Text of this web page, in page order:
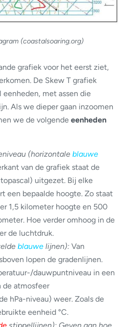
(coastalsoaring.org)
grafiek voor het eerst ziet,
De Skew T grafiek
met assen die
Als we dieper gaan inzoomen
we de volgende eenheden
(horizontale blauwe
van de grafiek staat de
uitgezet. Bij elke
een bepaalde hoogte. Zo staat
1,5 kilometer hoogte en 500
Hoe verder omhoog in de
de luchtdruk.
blauwe lijnen): Van
lopen de gradenlijnen.
dauwpuntniveau in een
de atmosfeer
hPa-niveau) weer. Zoals de
eenheid °C.